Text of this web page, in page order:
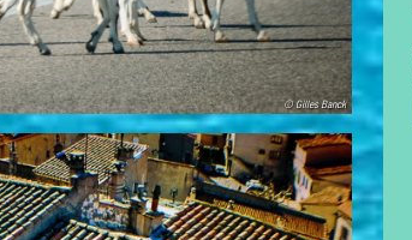
© Gilles Banck